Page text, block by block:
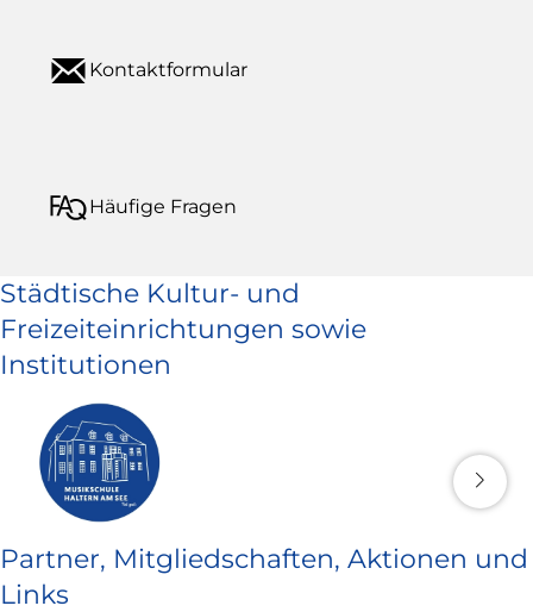
Kontaktformular
Häufige Fragen
Städtische Kultur- und
Freizeiteinrichtungen sowie
Institutionen
Partner, Mitgliedschaften, Aktionen und
Links